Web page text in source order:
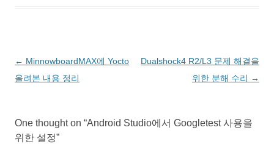
글
네
이
← MinnowboardMAX에 Yocto
올려본 내용 정리
Dualshock4 R2/L3 문제 해결을
위한 분해 수리 →
One thought on “Android Studio에서 Googletest 사용을
위한 설정”